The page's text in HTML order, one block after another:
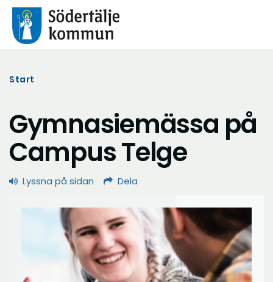
Start
Gymnasiemässa på
Campus Telge
Lyssna på sidan Dela